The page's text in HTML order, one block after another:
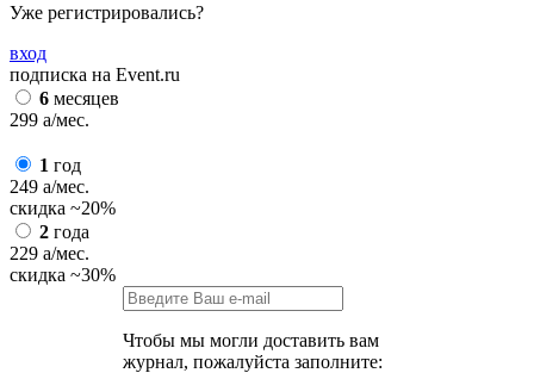
Уже регистрировались?
вход
подписка на Event.ru
6 месяцев
299 a/мес.
1 год
249 a/мес.
скидка ~20%
2 года
229 a/мес.
скидка ~30%
Чтобы мы могли доставить вам
журнал, пожалуйста заполните: